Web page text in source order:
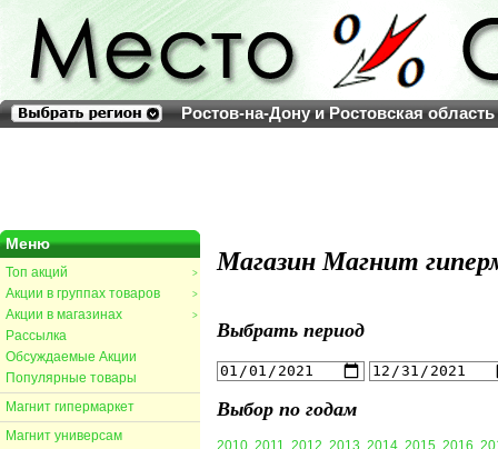
Ростов-на-Дону и Ростовская область
Меню
>
Топ акций
>
Акции в группах товаров
>
Акции в магазинах
Рассылка
Обсуждаемые Акции
Популярные товары
Магнит гипермаркет
Магнит универсам
Магазин Магнит
Выбрать период
Выбор по годам
2010 2011 2012 2013 2014 2015 2016